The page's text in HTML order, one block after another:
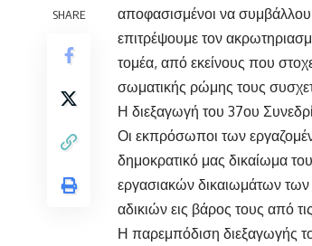
SHARE
αποφασισμένοι να
επιτρέψουμε τον
τομέα, από εκείνους που
σωματικής ρώμης τους
Η διεξαγωγή του 37ου
Οι εκπρόσωποι των
δημοκρατικό μας δικαίωμα
εργασιακών δικαιωμάτων
αδικιών εις βάρος τους από
Η παρεμπόδιση διεξαγωγής